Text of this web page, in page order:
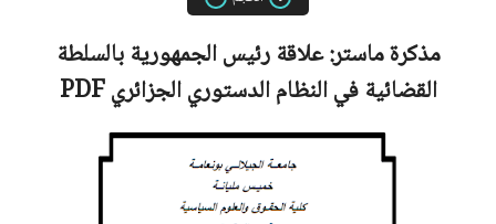
مذكرة ماستر:علاقة رئيس الجمهورية بالسلطة
القضائية في النظام الدستوري الجزائريPDF